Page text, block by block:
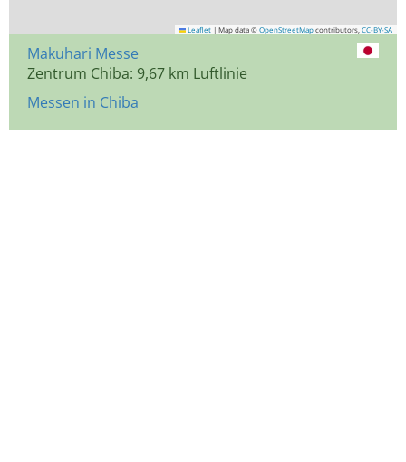
Leaflet | Map data © OpenStreetMap contributors, CC-BY-SA
Makuhari Messe
Zentrum Chiba: 9,67 km Luftlinie
Messen in Chiba